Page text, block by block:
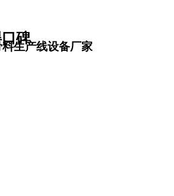
碑
生产线设备厂家